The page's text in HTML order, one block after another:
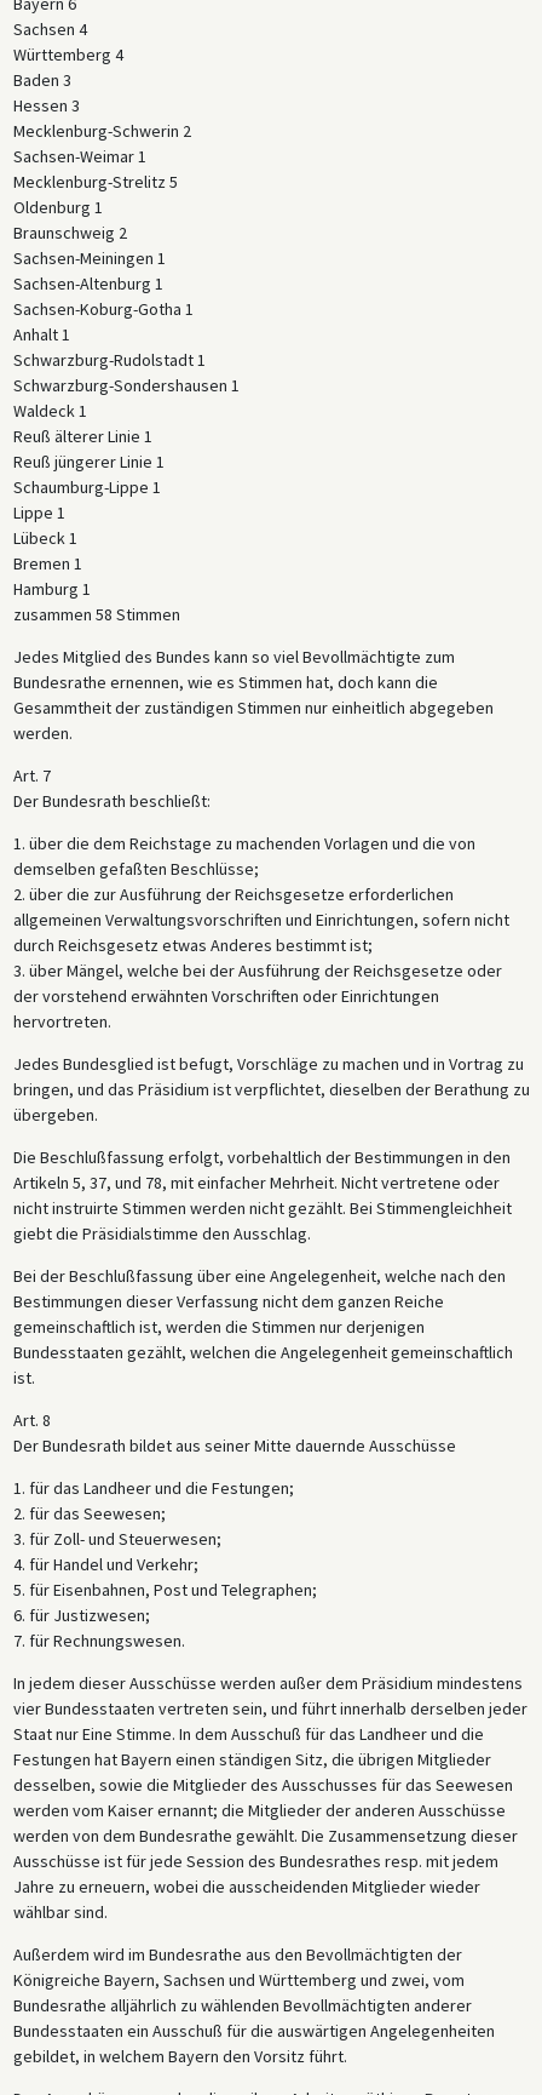
Sachsen 4
Württemberg 4
Baden 3
Hessen 3
Mecklenburg-Schwerin 2
Sachsen-Weimar 1
Mecklenburg-Strelitz 5
Oldenburg 1
Braunschweig 2
Sachsen-Meiningen 1
Sachsen-Altenburg 1
Sachsen-Koburg-Gotha 1
Anhalt 1
Schwarzburg-Rudolstadt 1
Schwarzburg-Sondershausen 1
Waldeck 1
Reuß älterer Linie 1
Reuß jüngerer Linie 1
Schaumburg-Lippe 1
Lippe 1
Lübeck 1
Bremen 1
Hamburg 1
zusammen 58 Stimmen
Jedes Mitglied des Bundes kann so viel Bevollmächtigte zum
Bundesrathe ernennen, wie es Stimmen hat, doch kann die
Gesammtheit der zuständigen Stimmen nur einheitlich abgegeben
werden.
Art. 7
Der Bundesrath beschließt:
1. über die dem Reichstage zu machenden Vorlagen und die von
demselben gefaßten Beschlüsse;
2. über die zur Ausführung der Reichsgesetze erforderlichen
allgemeinen Verwaltungsvorschriften und Einrichtungen, sofern nicht
durch Reichsgesetz etwas Anderes bestimmt ist;
3. über Mängel, welche bei der Ausführung der Reichsgesetze oder
der vorstehend erwähnten Vorschriften oder Einrichtungen
hervortreten.
Jedes Bundesglied ist befugt, Vorschläge zu machen und in Vortrag zu
bringen, und das Präsidium ist verpflichtet, dieselben der Berathung zu
übergeben.
Die Beschlußfassung erfolgt, vorbehaltlich der Bestimmungen in den
Artikeln 5, 37, und 78, mit einfacher Mehrheit. Nicht vertretene oder
nicht instruirte Stimmen werden nicht gezählt. Bei Stimmengleichheit
giebt die Präsidialstimme den Ausschlag.
Bei der Beschlußfassung über eine Angelegenheit, welche nach den
Bestimmungen dieser Verfassung nicht dem ganzen Reiche
gemeinschaftlich ist, werden die Stimmen nur derjenigen
Bundesstaaten gezählt, welchen die Angelegenheit gemeinschaftlich
ist.
Art. 8
Der Bundesrath bildet aus seiner Mitte dauernde Ausschüsse
1. für das Landheer und die Festungen;
2. für das Seewesen;
3. für Zoll- und Steuerwesen;
4. für Handel und Verkehr;
5. für Eisenbahnen, Post und Telegraphen;
6. für Justizwesen;
7. für Rechnungswesen.
In jedem dieser Ausschüsse werden außer dem Präsidium mindestens
vier Bundesstaaten vertreten sein, und führt innerhalb derselben jeder
Staat nur Eine Stimme. In dem Ausschuß für das Landheer und die
Festungen hat Bayern einen ständigen Sitz, die übrigen Mitglieder
desselben, sowie die Mitglieder des Ausschusses für das Seewesen
werden vom Kaiser ernannt; die Mitglieder der anderen Ausschüsse
werden von dem Bundesrathe gewählt. Die Zusammensetzung dieser
Ausschüsse ist für jede Session des Bundesrathes resp. mit jedem
Jahre zu erneuern, wobei die ausscheidenden Mitglieder wieder
wählbar sind.
Außerdem wird im Bundesrathe aus den Bevollmächtigten der
Königreiche Bayern, Sachsen und Württemberg und zwei, vom
Bundesrathe alljährlich zu wählenden Bevollmächtigten anderer
Bundesstaaten ein Ausschuß für die auswärtigen Angelegenheiten
gebildet, in welchem Bayern den Vorsitz führt.